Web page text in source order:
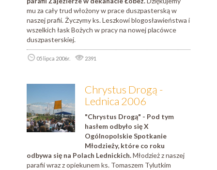
mu za cały trud włożony w prace duszpasterską w
naszej prafii. Życzymy ks. Leszkowi blogosławieństwa i
wszelkich łask Bożych w pracy na nowej placówce
duszpasterskiej.
05 lipca 2006r. 2391
Chrystus Drogą -
Lednica 2006
"Chrystus Drogą" - Pod tym
hasłem odbyło się X
Ogólnopolskie Spotkanie
Młodzieży, które co roku
odbywa się na Polach Lednickich.Młodzież z naszej
parafii wraz z opiekunem ks. Tomaszem Tylutkim